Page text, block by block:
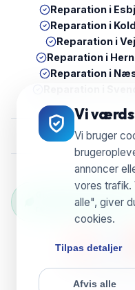
Vi
Vi bruger
annoncer
vores trafik.
alle", giver
cookies.
Tilpas detaljer
Afvis alle
Reparation i
Reparation i
Reparation i
Reparation i
Reparation i
Grøn Reparation
reducerer e-waste
Powered